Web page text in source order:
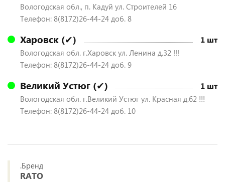
Вологодская обл., п. Кадуй ул. Строителей 16
Телефон: 8(8172)26-44-24 доб. 8
Харовск (✔) 1 шт
Вологодская обл. г.Харовск ул. Ленина д.32 !!!
Телефон: 8(8172)26-44-24 доб. 9
Великий Устюг (✔) 1 шт
Вологодская обл. г.Великий Устюг ул. Красная д.62 !!!
Телефон: 8(8172)26-44-24 доб. 10
.Бренд
RATO